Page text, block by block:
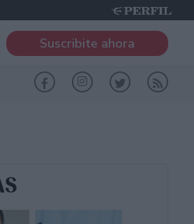
Suscribite ahora